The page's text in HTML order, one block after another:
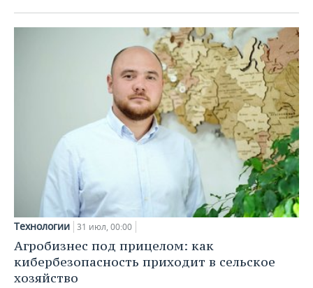
Технологии 31 июл, 00:00
Агробизнес под прицелом: как
кибербезопасность приходит в сельское
хозяйство